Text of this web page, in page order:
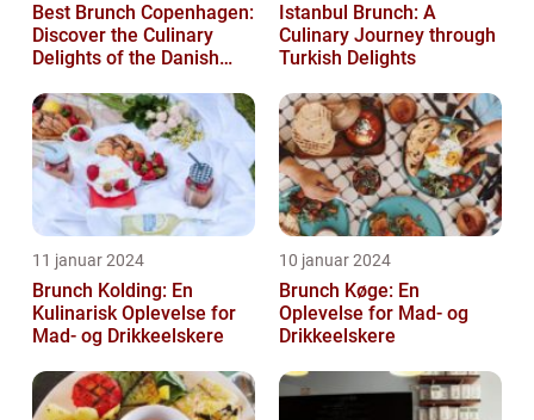
Best Brunch Copenhagen:
Discover the Culinary
Delights of the Danish
Istanbul Brunch: A
Culinary Journey through
Turkish Delights
11 januar 2024
Brunch Kolding: En
Kulinarisk Oplevelse for
Mad- og Drikkeelskere
10 januar 2024
Brunch Køge: En
Oplevelse for Mad- og
Drikkeelskere